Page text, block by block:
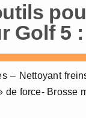
Golf 5 :
– Nettoyant
de force- Brosse